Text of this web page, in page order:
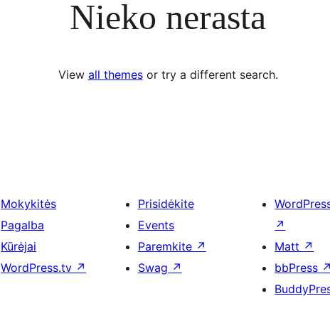
Nieko nerasta
View all themesor try a different search.
Mokykitės
Pagalba
Kūrėjai
WordPress.tv ↗
Prisidėkite
Events
Paremkite ↗
Swag ↗
↗
Matt ↗
bbPress ↗